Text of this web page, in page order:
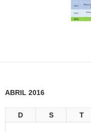
ABRIL 2016
D S T